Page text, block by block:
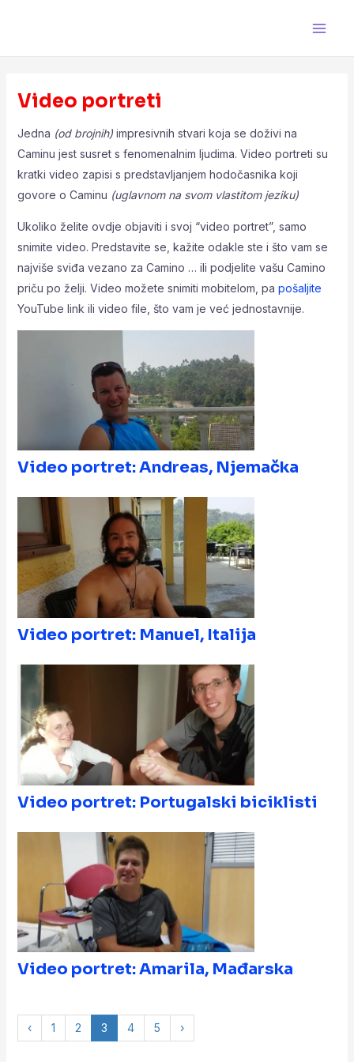
Video portreti
Jedna (od brojnih)impresivnih stvari koja se doživi na
Caminu jest susret s fenomenalnim ljudima. Video portreti su
kratki video zapisi s predstavljanjem hodočasnika koji
govore o Caminu (uglavnom na svom vlastitom jeziku)
Ukoliko želite ovdje objaviti i svoj “video portret”, samo
snimite video. Predstavite se, kažite odakle ste i što vam se
najviše sviđa vezano za Camino … ili podjelite vašu Camino
priču po želji. Video možete snimiti mobitelom, pa pošaljite
YouTube link ili video file, što vam je već jednostavnije.
Video portret: Andreas, Njemačka
Video portret: Manuel, Italija
Video portret: Portugalski biciklisti
Video portret: Amarila, Mađarska
‹ 1 2 3 4 5 ›